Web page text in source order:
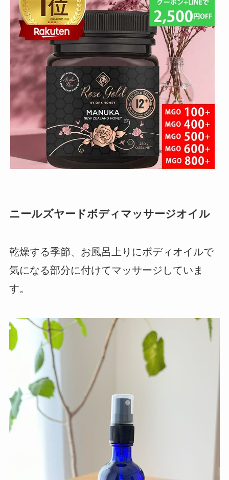
ニールズヤードボディマッサージオイル
乾燥する季節、お風呂上りにボディオイルで
気になる部分に付けてマッサージしていま
す。